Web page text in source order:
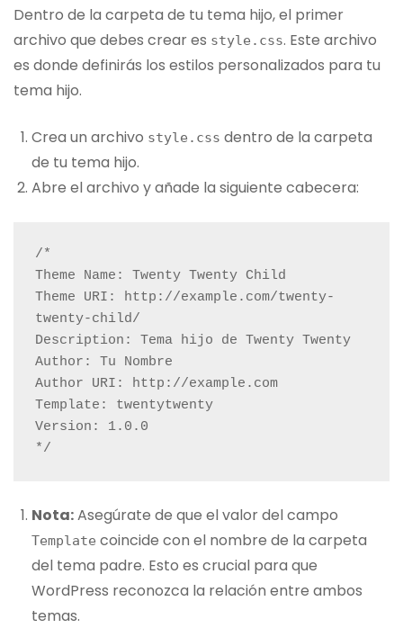
Dentro de la carpeta de tu tema hijo, el primer
archivo que debes crear es style.css. Este archivo
es donde definirás los estilos personalizados para tu
tema hijo.
Crea un archivo style.css dentro de la carpeta
de tu tema hijo.
Abre el archivo y añade la siguiente cabecera:
/*
Theme Name: Twenty Twenty Child
Theme URI: http://example.com/twenty-
twenty-child/
Description: Tema hijo de Twenty Twenty
Author: Tu Nombre
Author URI: http://example.com
Template: twentytwenty
Version: 1.0.0
*/
Nota:Asegúrate de que el valor del campo
Template coincide con el nombre de la carpeta
del tema padre. Esto es crucial para que
WordPress reconozca la relación entre ambos
temas.